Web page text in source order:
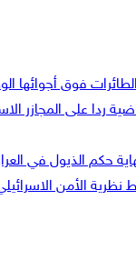
فوق أجوائها
ردا على المجازر
حكم الذيول في
الأمن